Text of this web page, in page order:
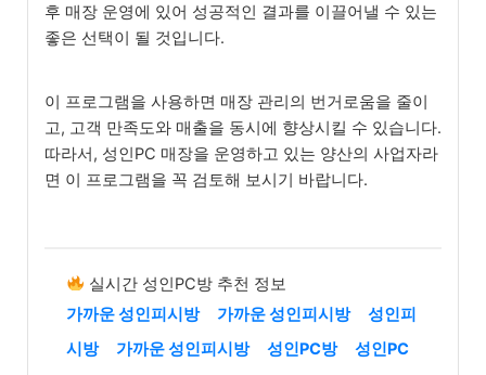
후 매장 운영에 있어 성공적인 결과를 이끌어낼 수 있는
좋은 선택이 될 것입니다.
이 프로그램을 사용하면 매장 관리의 번거로움을 줄이
고, 고객 만족도와 매출을 동시에 향상시킬 수 있습니다.
따라서, 성인PC 매장을 운영하고 있는 양산의 사업자라
면 이 프로그램을 꼭 검토해 보시기 바랍니다.
실시간 성인PC방 추천 정보
가까운 성인피시방
가까운 성인피시방
성인피
시방
가까운 성인피시방 성인PC방
성인PC